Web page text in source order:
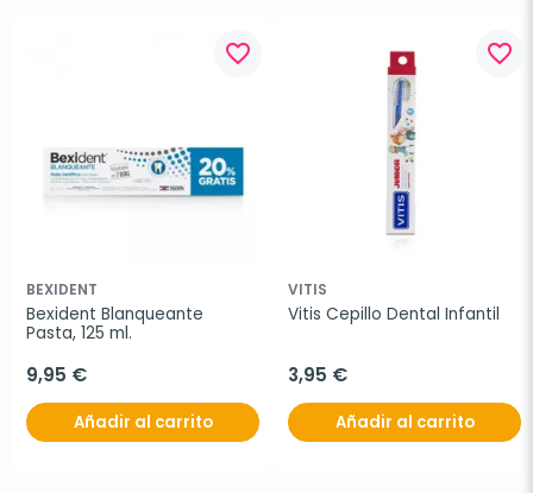
favorite_border
BEXIDENT
Bexident Blanqueante
Pasta, 125 ml.
9,95 €
Añadir al carrito
favorite_border
VITIS
Vitis Cepillo Dental Infantil
3,95 €
Añadir al carrito